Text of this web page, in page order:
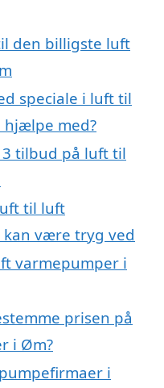
den billigste luft
speciale i luft til
med?
tilbud på luft til
til luft
være tryg ved
varmepumper i
prisen på
i Øm?
i